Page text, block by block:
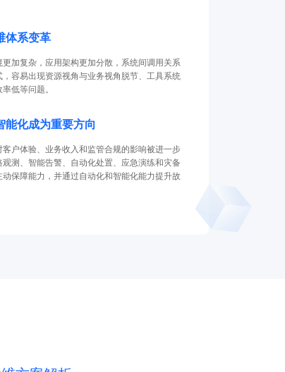
体系变革
加复杂，应用架构更加分散，系统间调用关系
容易出现资源视角与业务视角脱节、工具系统
低等问题。
能化成为重要方向
户体验、业务收入和监管合规的影响被进一步
测、智能告警、自动化处置、应急演练和灾备
保障能力，并通过自动化和智能化能力提升故